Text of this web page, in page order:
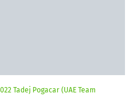
Tadej Pogacar (UAE Team